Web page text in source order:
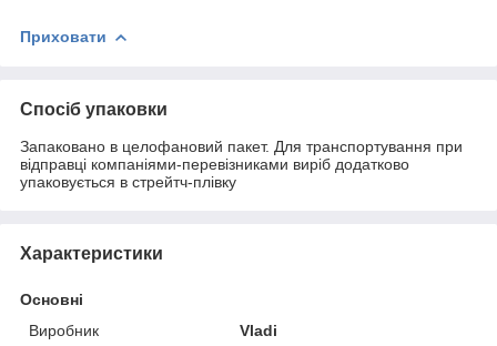
Приховати
Спосіб упаковки
Запаковано в целофановий пакет. Для транспортування при
відправці компаніями-перевізниками виріб додатково
упаковується в стрейтч-плівку
Характеристики
Основні
Виробник
Vladi